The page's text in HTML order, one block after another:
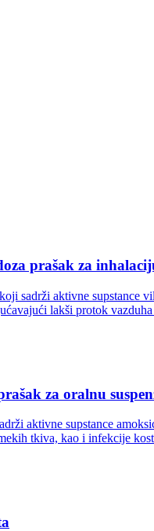
prašak za
sadrži aktivne supstance
lakši protok
za oralnu
aktivne supstance
tkiva, kao i infekcije